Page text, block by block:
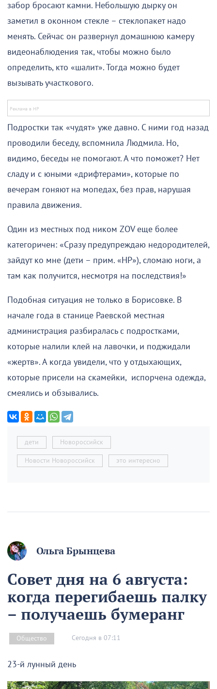
забор бросают камни. Небольшую дырку он
заметил в оконном стекле – стеклопакет надо
менять. Сейчас он развернул домашнюю камеру
видеонаблюдения так, чтобы можно было
определить, кто «шалит». Тогда можно будет
вызывать участкового.
Подростки так «чудят» уже давно. С ними год назад
проводили беседу, вспомнила Людмила. Но,
видимо, беседы не помогают. А что поможет? Нет
сладу и с юными «дрифтерами», которые по
вечерам гоняют на мопедах, без прав, нарушая
правила движения.
Один из местных под ником ZOV еще более
категоричен: «Сразу предупреждаю недородителей,
зайдут ко мне (дети – прим. «НР»), сломаю ноги, а
там как получится, несмотря на последствия!»
Подобная ситуация не только в Борисовке. В
начале года в станице Раевской местная
администрация разбиралась с подростками,
которые налили клей на лавочки, и поджидали
«жертв». А когда увидели, что у отдыхающих,
которые присели на скамейки, испорчена одежда,
смеялись и обзывались.
дети Новороссийск
Новости Новороссийск это интересно
Ольга Брынцева
Совет дня на 6 августа:
когда перегибаешь палку
– получаешь бумеранг
Общество Сегодня в 07:11
23-й лунный день